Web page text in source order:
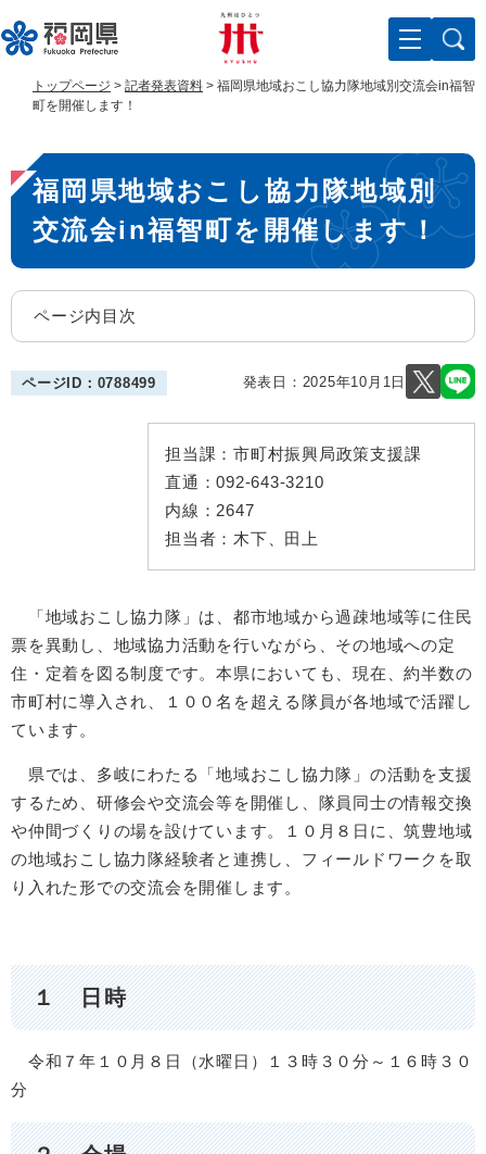
ー
ジ
す
。
ニ
ュ
し
て
へ
トップページ > 記者発表資料 > 福岡県地域おこし協力隊地域別交流会in福智
町を開催します！
本
文
福岡県地域おこし協力隊地域別
交流会in福智町を開催します！
ページ内目次
ページID：0788499 発表日： 2025年10月1日
担当課： 市町村振興局政策支援課
直通：092-643-3210
内線： 2647
担当者： 木下、田上
「地域おこし協力隊」は、都市地域から過疎地域等に住民
票を異動し、地域協力活動を行いながら、その地域への定
住・定着を図る制度です。本県においても、現在、約半数の
市町村に導入され、１００名を超える隊員が各地域で活躍し
ています。
県では、多岐にわたる「地域おこし協力隊」の活動を支援
するため、研修会や交流会等を開催し、隊員同士の情報交換
や仲間づくりの場を設けています。１０月８日に、筑豊地域
の地域おこし協力隊経験者と連携し、フィールドワークを取
り入れた形での交流会を開催します。
１ 日時
令和７年１０月８日（水曜日）１３時３０分～１６時３０
分